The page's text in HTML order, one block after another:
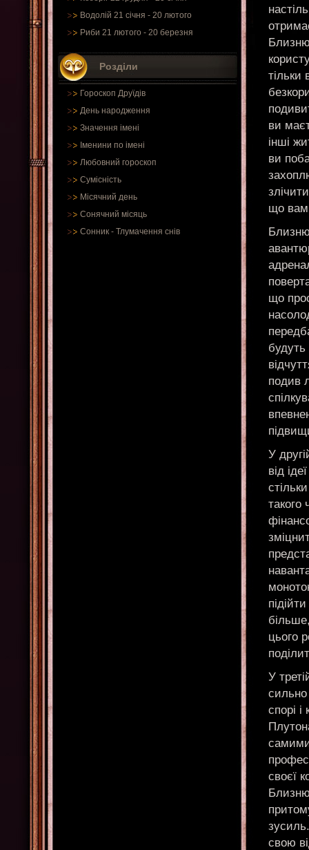
Водолій 21 січня - 20 лютого
Риби 21 лютого - 20 березня
Розділи
Гороскоп Друїдів
День народження
Значення імені
Іменини по імені
Любовний гороскоп
Сумісність
Місячний день
Сонячний місяць
Сонник - Тлумачення снів
тільки
ви
інші
ви
що вам
що
подив
У
від
такого
цього
У
спорі
своєї
свою